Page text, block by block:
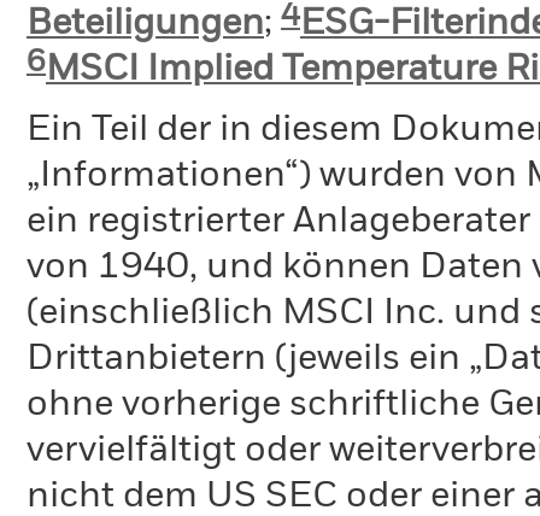
Beteiligungen; 4ESG-
6MSCI Implied Temperature
Ein Teil der in diesem
„Informationen“) wurden von
ein registrierter
von 1940, und können Daten
(einschließlich MSCI Inc. und
Drittanbietern (jeweils ein
ohne vorherige schriftliche
vervielfältigt oder
nicht dem US SEC oder einer